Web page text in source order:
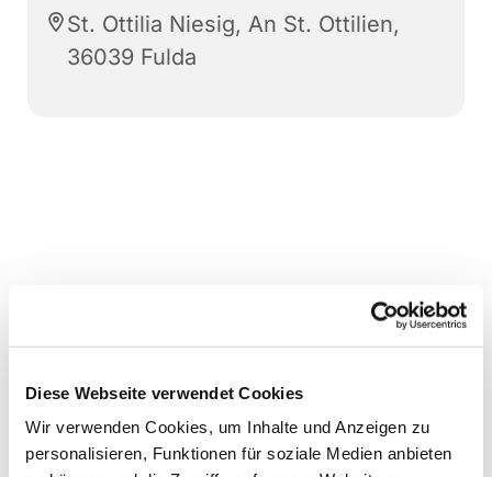
Diese Webseite verwendet Cookies
Wir verwenden Cookies, um Inhalte und Anzeigen zu
personalisieren, Funktionen für soziale Medien anbieten
St. Ottilia Niesig, An St. Ottilien,
36039 Fulda